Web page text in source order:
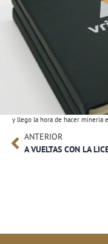
y llego la hora de hacer mineria
ANTERIOR